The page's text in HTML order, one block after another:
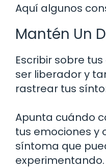
Aquí algunos
Mantén Un
Escribir sobre
ser liberador y
rastrear tus
Apunta cuándo
tus emociones y
síntoma que
experimentando.